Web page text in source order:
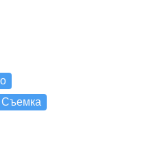
Съемка